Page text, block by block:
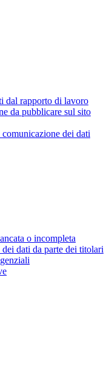
dal rapporto di lavoro
da pubblicare sul sito
dei dati
o incompleta
dati da parte dei titolari